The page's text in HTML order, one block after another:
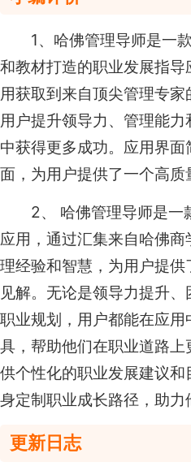
1、哈佛管理导师是一
和教材打造的职业发展指
用获取到来自顶尖管理专
用户提升领导力、管理能
中获得更多成功。应用界
面，为用户提供了一个高质
2、 哈佛管理导师是一
应用，通过汇集来自哈佛
理经验和智慧，为用户提
见解。无论是领导力提升
职业规划，用户都能在应
具，帮助他们在职业道路
供个性化的职业发展建议
身定制职业成长路径，助力
更新日志